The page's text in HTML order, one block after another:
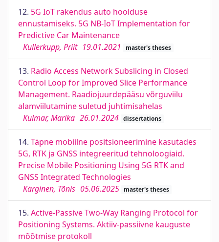
12. 5G IoT rakendus auto hoolduse
ennustamiseks. 5G NB-IoT Implementation for
Predictive Car Maintenance
Kullerkupp, Priit 19.01.2021 master's theses
13. Radio Access Network Subslicing in Closed
Control Loop for Improved Slice Performance
Management. Raadiojuurdepääsu võrguviilu
alamviilutamine suletud juhtimisahelas
Kulmar, Marika 26.01.2024 dissertations
14. Täpne mobiilne positsioneerimine kasutades
5G, RTK ja GNSS integreeritud tehnoloogiaid.
Precise Mobile Positioning Using 5G RTK and
GNSS Integrated Technologies
Kärginen, Tõnis 05.06.2025 master's theses
15. Active-Passive Two-Way Ranging Protocol for
Positioning Systems. Aktiiv-passiivne kauguste
mõõtmise protokoll